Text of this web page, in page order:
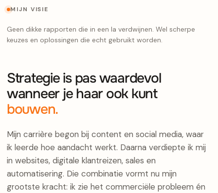
MIJN VISIE
Geen dikke rapporten die in een la verdwijnen. Wel scherpe
keuzes en oplossingen die echt gebruikt worden.
Strategie is pas waardevol
wanneer je haar ook kunt
bouwen.
Mijn carrière begon bij content en social media, waar
ik leerde hoe aandacht werkt. Daarna verdiepte ik mij
in websites, digitale klantreizen, sales en
automatisering. Die combinatie vormt nu mijn
grootste kracht: ik zie het commerciële probleem én